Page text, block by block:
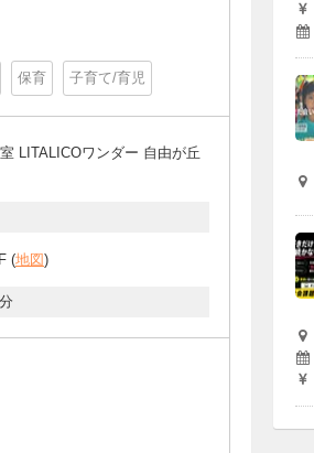
保育 子育て/育児
LITALICOワンダー 自由が丘
(地図)